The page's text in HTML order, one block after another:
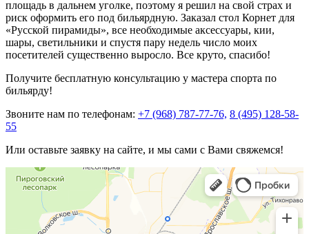
площадь в дальнем уголке, поэтому я решил на свой страх и
риск оформить его под бильярдную. Заказал стол Корнет для
«Русской пирамиды», все необходимые аксессуары, кии,
шары, светильники и спустя пару недель число моих
посетителей существенно выросло. Все круто, спасибо!
Получите бесплатную консультацию у мастера спорта по
бильярду!
Звоните нам по телефонам: +7 (968) 787-77-76, 8 (495) 128-58-
55
Или оставьте заявку на сайте, и мы сами с Вами свяжемся!